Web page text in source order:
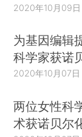
2020年10月09日
为基因编辑
科学家获诺
2020年10月07日
两位女性科
术获诺贝尔